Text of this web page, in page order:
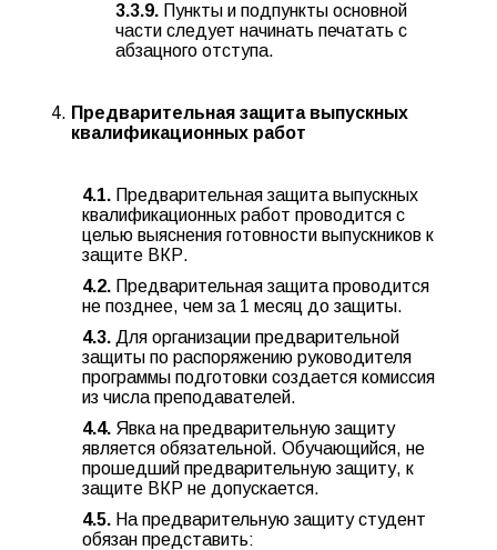
3.3.9. Пункты и подпункты основной
части следует начинать печатать с
абзацного отступа.
Предварительная защита выпускных
квалификационных работ
4.1. Предварительная защита выпускных
квалификационных работ проводится с
целью выяснения готовности выпускников к
защите ВКР.
4.2. Предварительная защита проводится
не позднее, чем за 1 месяц до защиты.
4.3. Для организации предварительной
защиты по распоряжению руководителя
программы подготовки создается комиссия
из числа преподавателей.
4.4. Явка на предварительную защиту
является обязательной. Обучающийся, не
прошедший предварительную защиту, к
защите ВКР не допускается.
4.5. На предварительную защиту студент
обязан представить: